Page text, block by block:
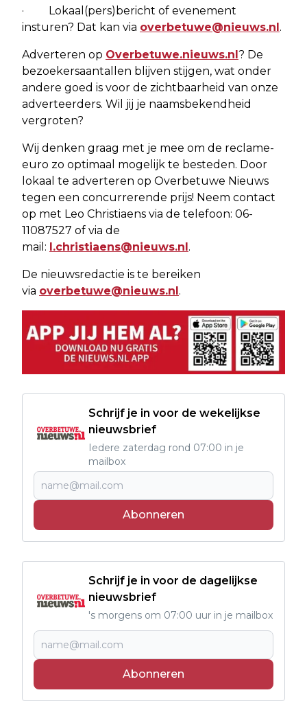
· Lokaal(pers)bericht of evenement
insturen? Dat kan via overbetuwe@nieuws.nl .
Adverteren op Overbetuwe.nieuws.nl ? De
bezoekersaantallen blijven stijgen, wat onder
andere goed is voor de zichtbaarheid van onze
adverteerders. Wil jij je naamsbekendheid
vergroten?
Wij denken graag met je mee om de reclame-
euro zo optimaal mogelijk te besteden. Door
lokaal te adverteren op Overbetuwe Nieuws
tegen een concurrerende prijs! Neem contact
op met Leo Christiaens via de telefoon: 06-
11087527 of via de
mail: l.christiaens@nieuws.nl .
De nieuwsredactie is te bereiken
via overbetuwe@nieuws.nl .
Schrijf je in voor de wekelijkse
nieuwsbrief
Iedere zaterdag rond 07:00 in je
mailbox
Abonneren
Schrijf je in voor de dagelijkse
nieuwsbrief
's morgens om 07:00 uur in je mailbox
Abonneren